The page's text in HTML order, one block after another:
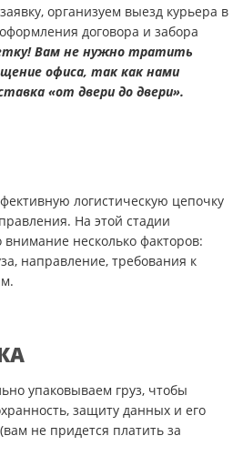
организуем выезд курьера в
договора и забора
Вам не нужно тратить
офиса, так как нами
«от двери до двери».
логистическую цепочку
На этой стадии
несколько факторов:
направление, требования к
упаковываем груз, чтобы
защиту данных и его
не придется платить за